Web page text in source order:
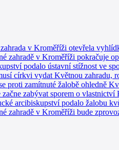
v Kroměříži otevřela
zahradě v Kroměříži pokračuje
podalo ústavní stížnost ve
církvi vydat Květnou zahradu,
proti zamítnuté žalobě ohledně
začne zabývat sporem o vlastnictví
arcibiskupství podalo žalobu
zahradě v Kroměříži bude